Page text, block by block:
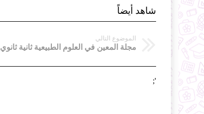
شاهد أيضاً
الموضوع التالي
';